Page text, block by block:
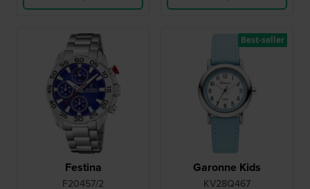
Festina
F20457/2
Garonne Kids
KV28Q467
Best-seller